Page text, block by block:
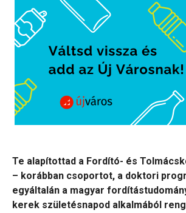
Te alapítottad a Fordító- és
– korábban csoportot, a doktori
egyáltalán a magyar
kerek születésnapod alkalmából